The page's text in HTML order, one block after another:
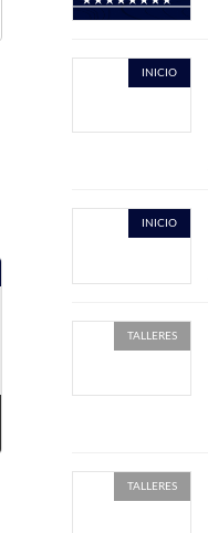
INICIO
INICIO
TALLERES
TALLERES